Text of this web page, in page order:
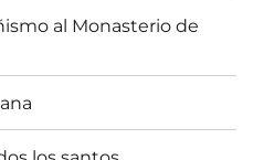
al Monasterio de